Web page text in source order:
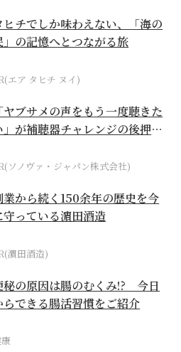
ヒチでしか味わえない、「海の
」の記憶へとつながる旅
エア タヒチ ヌイ)
「ヤブサメの声をもう一度聴きた
」が補聴器チャレンジの後押し
ソノヴァ・ジャパン株式会社)
業から続く150余年の歴史を今
守っている濵田酒造
濵田酒造)
秘の原因は腸のむくみ!? 今日
らできる腸活習慣をご紹介